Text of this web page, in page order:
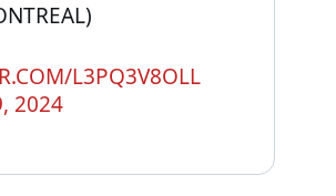
L3PQ3V8OLL
2024